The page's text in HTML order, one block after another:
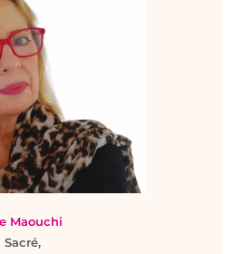
Maouchi